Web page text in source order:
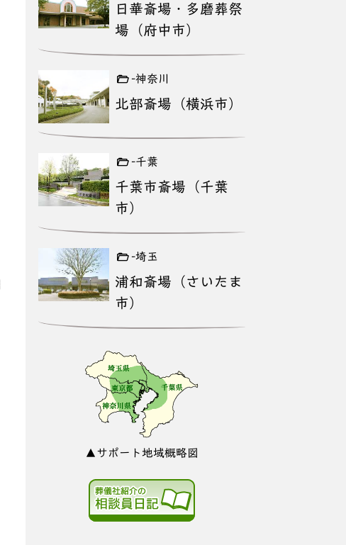
日華斎場・多磨葬祭
場（府中市）
-神奈川
北部斎場（横浜市）
-千葉
千葉市斎場（千葉
市）
-埼玉
浦和斎場（さいたま
市）
▲サポート地域概略図